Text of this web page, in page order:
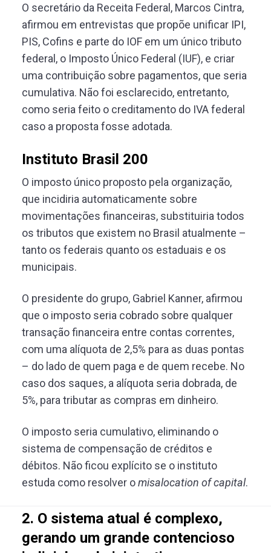
O secretário da Receita Federal, Marcos Cintra,
afirmou em entrevistas que propõe unificar IPI,
PIS, Cofins e parte do IOF em um único tributo
federal, o Imposto Único Federal (IUF), e criar
uma contribuição sobre pagamentos, que seria
cumulativa. Não foi esclarecido, entretanto,
como seria feito o creditamento do IVA federal
caso a proposta fosse adotada.
Instituto Brasil 200
O imposto único proposto pela organização,
que incidiria automaticamente sobre
movimentações financeiras, substituiria todos
os tributos que existem no Brasil atualmente –
tanto os federais quanto os estaduais e os
municipais.
O presidente do grupo, Gabriel Kanner, afirmou
que o imposto seria cobrado sobre qualquer
transação financeira entre contas correntes,
com uma alíquota de 2,5% para as duas pontas
– do lado de quem paga e de quem recebe. No
caso dos saques, a alíquota seria dobrada, de
5%, para tributar as compras em dinheiro.
O imposto seria cumulativo, eliminando o
sistema de compensação de créditos e
débitos. Não ficou explícito se o instituto
estuda como resolver omisalocation of capital.
2. O sistema atual é complexo,
gerando um grande contencioso